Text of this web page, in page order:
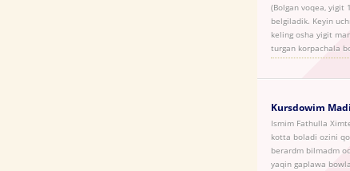
(Bolgan voqea, yigit
belgiladik. Keyin
keling osha yigit
turgan korpachala
Kursdowim
Ismim Fathulla
kotta boladi ozini
berardm bilmadm
yaqin gaplawa